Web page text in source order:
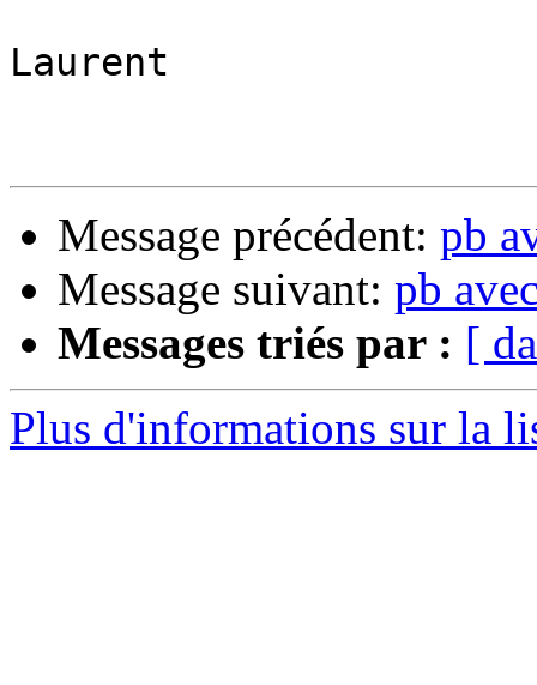
Laurent
Message précédent: pb
Message suivant: pb
Messages triés par : [
Plus d'informations sur la